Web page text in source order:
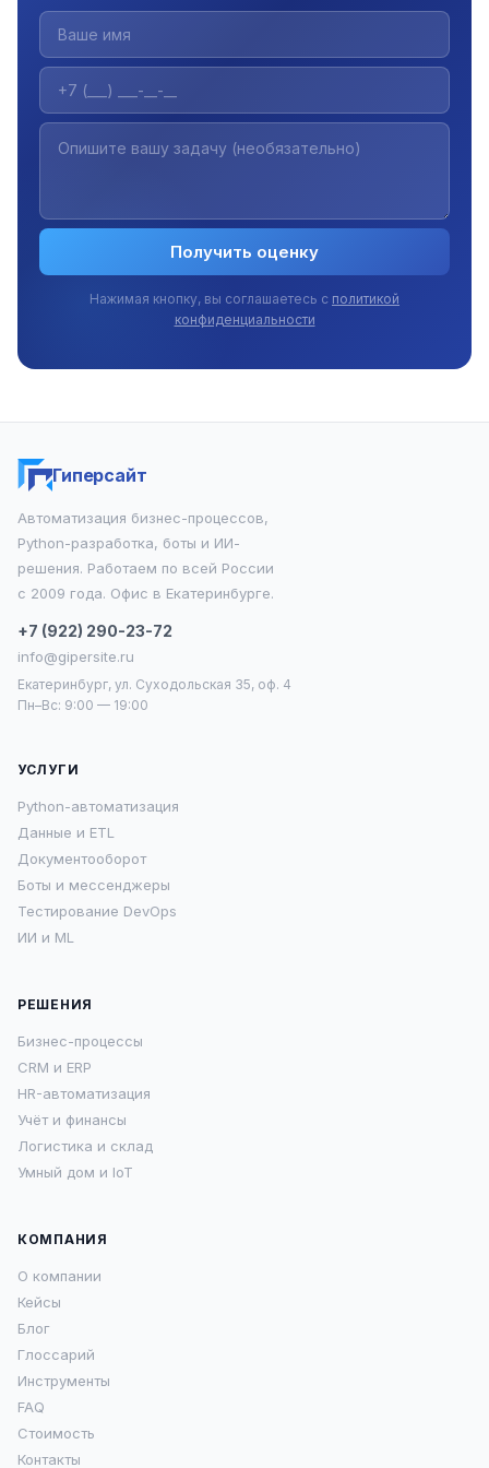
Получить оценку
Нажимая кнопку, вы соглашаетесь с политикой
конфиденциальности
Гиперсайт
Автоматизация бизнес-процессов,
Python-разработка, боты и ИИ-
решения. Работаем по всей России
с 2009 года. Офис в Екатеринбурге.
+7 (922) 290-23-72
info@gipersite.ru
Екатеринбург, ул. Суходольская 35, оф. 4
Пн–Вс: 9:00 — 19:00
УСЛУГИ
Python-автоматизация
Данные и ETL
Документооборот
Боты и мессенджеры
Тестирование DevOps
ИИ и ML
РЕШЕНИЯ
Бизнес-процессы
CRM и ERP
HR-автоматизация
Учёт и финансы
Логистика и склад
Умный дом и IoT
КОМПАНИЯ
О компании
Кейсы
Блог
Глоссарий
Инструменты
FAQ
Стоимость
Контакты